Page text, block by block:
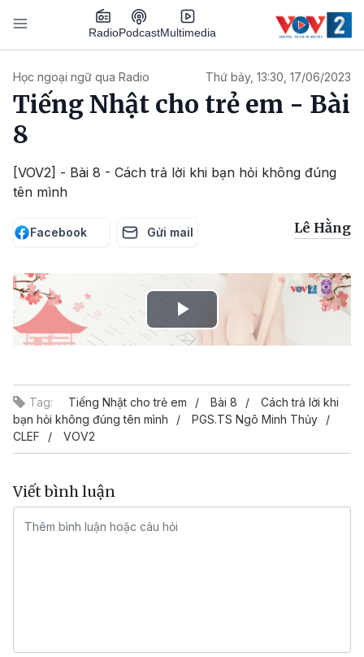
Nhảy đến nội dung
RadioPodcastMultimedia
Học ngoại ngữ qua Radio Thứ bảy, 13:30, 17/06/2023
Tiếng Nhật cho trẻ em - Bài
8
[VOV2] - Bài 8 - Cách trả lời khi bạn hỏi không đúng
tên mình
Facebook Gửi mail Lê Hằng
Play
Tag: Tiếng Nhật cho trẻ em Bài 8
Cách trả lời khi
bạn hỏi không đúng tên mình
PGS.TS Ngô Minh Thủy
CLEF
VOV2
Viết bình luận